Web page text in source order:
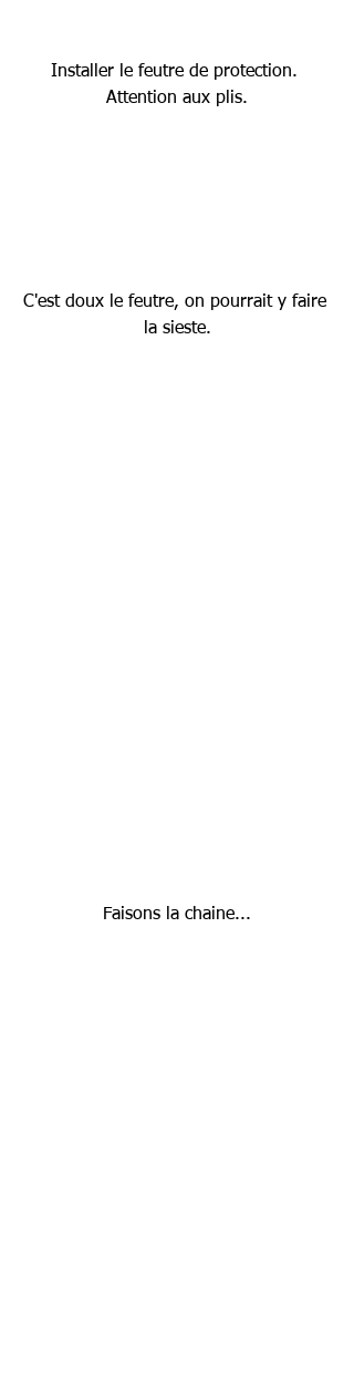
Installer le feutre de protection.
Attention aux plis.
C'est doux le feutre, on pourrait y faire
la sieste.
Faisons la chaine...